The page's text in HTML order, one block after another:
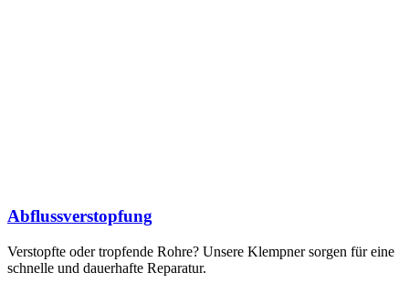
Abflussverstopfung
Verstopfte oder tropfende Rohre? Unsere Klempner sorgen für eine
schnelle und dauerhafte Reparatur.